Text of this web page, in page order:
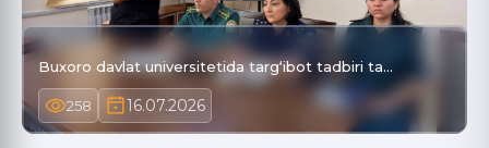
Buxoro davlat universitetida targ‘ibot tadbiri ta…
258 16.07.2026